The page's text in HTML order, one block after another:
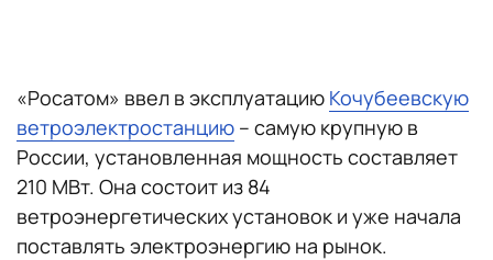
«Росатом» ввел в эксплуатацию Кочубеевскую
ветроэлектростанцию – самую крупную в
России, установленная мощность составляет
210 МВт. Она состоит из 84
ветроэнергетических установок и уже начала
поставлять электроэнергию на рынок.